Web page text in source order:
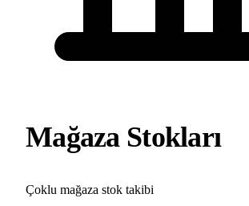
Mağaza Stokları
Çoklu mağaza stok takibi